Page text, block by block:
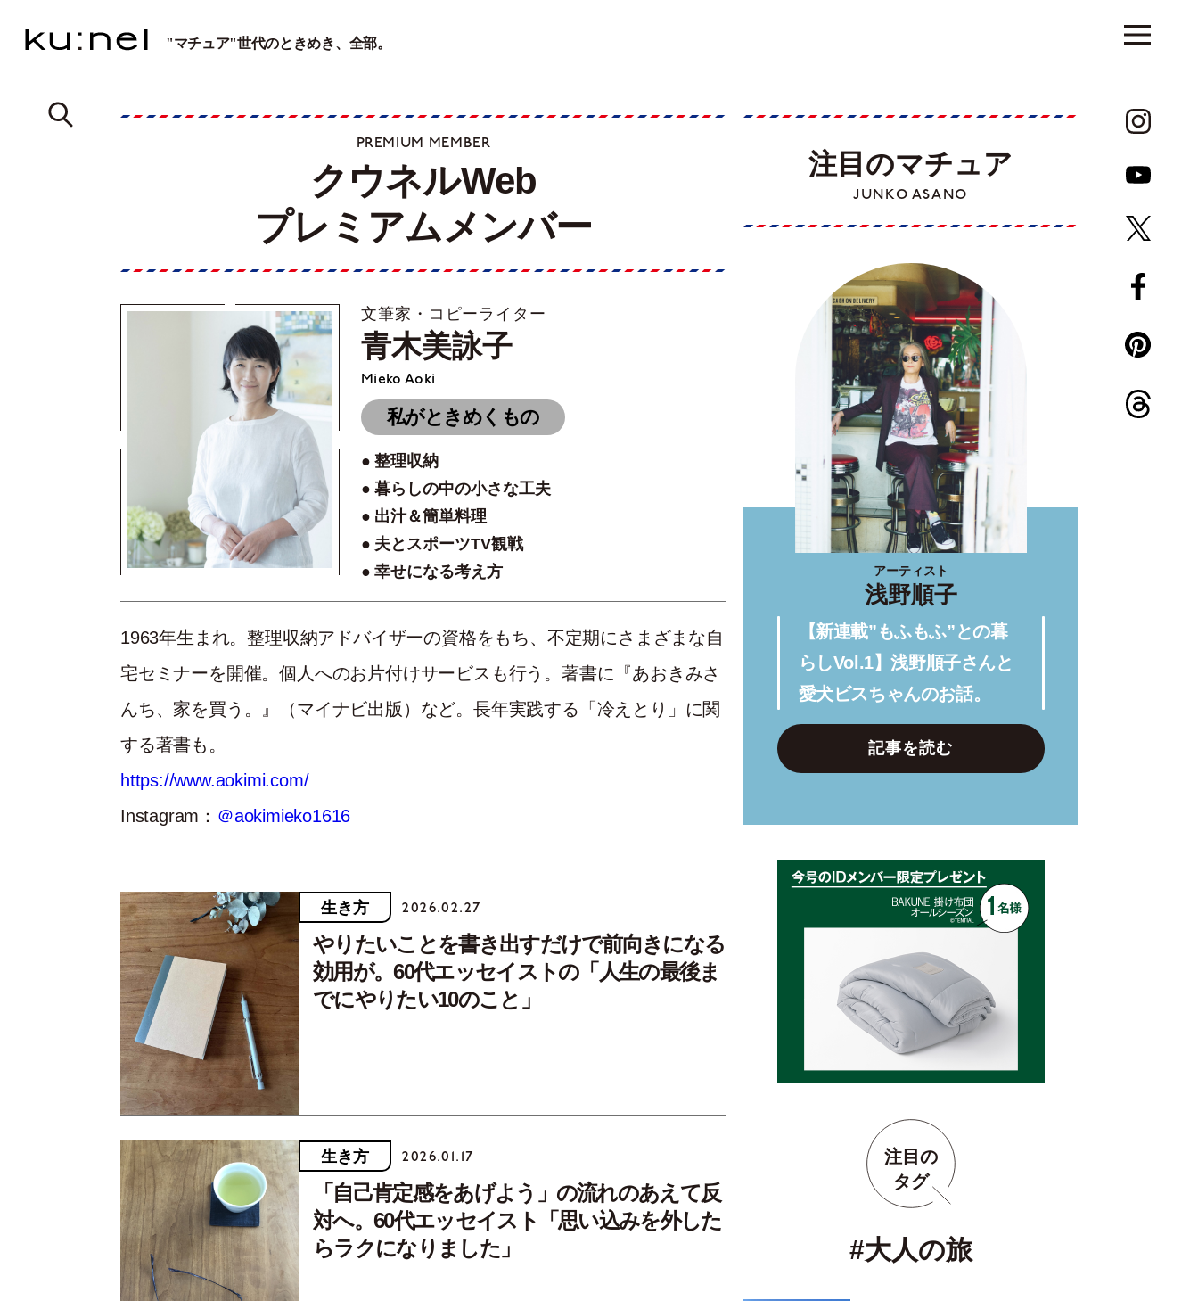
"マチュア"世代のときめき、全部。
PREMIUM MEMBER
クウネルWeb
プレミアムメンバー
文筆家・コピーライター
青木美詠子
Mieko Aoki
私がときめくもの
整理収納
暮らしの中の小さな工夫
出汁＆簡単料理
夫とスポーツTV観戦
幸せになる考え方
1963年生まれ。整理収納アドバイザーの資格をもち、不定期にさまざまな自
宅セミナーを開催。個人へのお片付けサービスも行う。著書に『あおきみさ
んち、家を買う。』（マイナビ出版）など。長年実践する「冷えとり」に関
する著書も。
https://www.aokimi.com/
Instagram： ＠aokimieko1616
生き方 2026.02.27
やりたいことを書き出すだけで前向きになる
効用が。60代エッセイストの「人生の最後ま
でにやりたい10のこと」
生き方 2026.01.17
「自己肯定感をあげよう」の流れのあえて反
対へ。60代エッセイスト「思い込みを外した
らラクになりました」
注目のマチュア
JUNKO ASANO
アーティスト
浅野順子
【新連載”もふもふ”との暮
らしVol.1】浅野順子さんと
愛犬ビスちゃんのお話。
記事を読む
注目の
タグ
#大人の旅